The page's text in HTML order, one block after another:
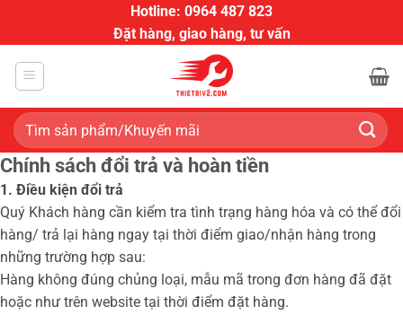
dung
Hotline: 0964 487 823
Đặt hàng, giao hàng, tư vấn
Tìm
kiếm:
Chính sách đổi trả và hoàn tiền
1. Điều kiện đổi trả
Quý Khách hàng cần kiểm tra tình trạng hàng hóa và có thể đổi
hàng/ trả lại hàng ngay tại thời điểm giao/nhận hàng trong
những trường hợp sau:
Hàng không đúng chủng loại, mẫu mã trong đơn hàng đã đặt
hoặc như trên website tại thời điểm đặt hàng.